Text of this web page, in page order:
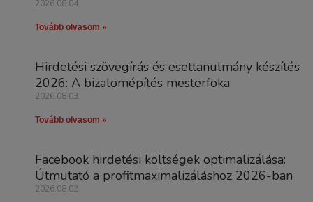
2026.08.04.
Tovább olvasom »
Hirdetési szövegírás és esettanulmány készítés
2026: A bizalomépítés mesterfoka
2026.08.03.
Tovább olvasom »
Facebook hirdetési költségek optimalizálása:
Útmutató a profitmaximalizáláshoz 2026-ban
2026.08.02.